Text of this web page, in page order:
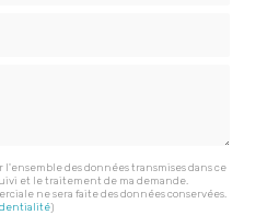
l'ensemble des données transmises dans ce
et le traitement de ma demande.
ne sera faite des données conservées.
)